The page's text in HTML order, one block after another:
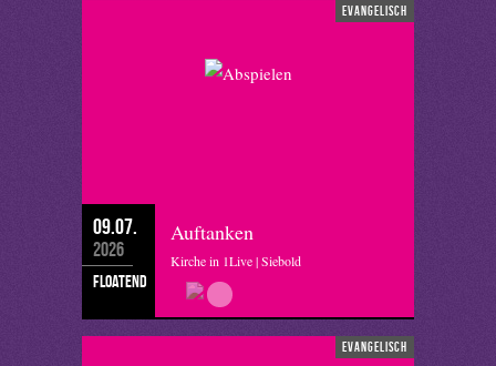
evangelisch
09.07.
2026
floatend
Auftanken
Kirche in 1Live | Siebold
evangelisch